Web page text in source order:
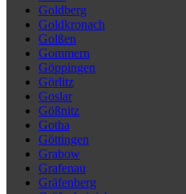
Goldberg
Goldkronach
Golßen
Gommern
Göppingen
Görlitz
Goslar
Gößnitz
Gotha
Göttingen
Grabow
Grafenau
Gräfenberg